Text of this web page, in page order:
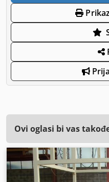
Ovi oglasi bi vas